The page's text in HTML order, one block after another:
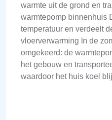
warmte uit de grond en
warmtepomp binnenhuis
temperatuur en verdeelt
vloerverwarming In de
omgekeerd: de
het gebouw en
waardoor het huis koel